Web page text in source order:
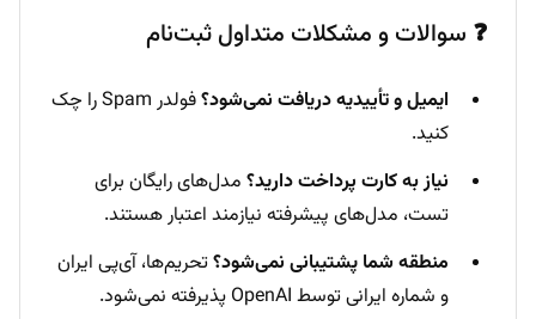
❓ سوالات و مشکلات متداول ثبت‌نام
ایمیل و تأییدیه دریافت نمی‌شود؟
فولدر Spam را چک
کنید.
نیاز به کارت پرداخت دارید؟ مدل‌های رایگان برای
تست، مدل‌های پیشرفته نیازمند اعتبار هستند.
منطقه شما پشتیبانی نمی‌شود؟تحریم‌ها، آی‌پی ایران
و شماره ایرانی توسط OpenAI پذیرفته نمی‌شود.